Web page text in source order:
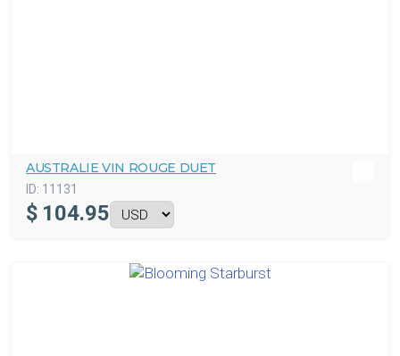
AUSTRALIE VIN ROUGE DUET
ID: 11131
$ 104.95